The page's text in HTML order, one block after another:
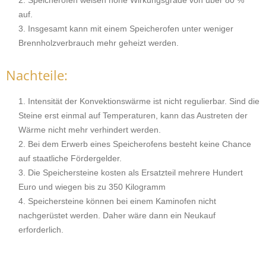
auf.
Insgesamt kann mit einem Speicherofen unter weniger
Brennholzverbrauch mehr geheizt werden.
Nachteile:
Intensität der Konvektionswärme ist nicht regulierbar. Sind die
Steine erst einmal auf Temperaturen, kann das Austreten der
Wärme nicht mehr verhindert werden.
Bei dem Erwerb eines Speicherofens besteht keine Chance
auf staatliche Fördergelder.
Die Speichersteine kosten als Ersatzteil mehrere Hundert
Euro und wiegen bis zu 350 Kilogramm
Speichersteine können bei einem Kaminofen nicht
nachgerüstet werden. Daher wäre dann ein Neukauf
erforderlich.